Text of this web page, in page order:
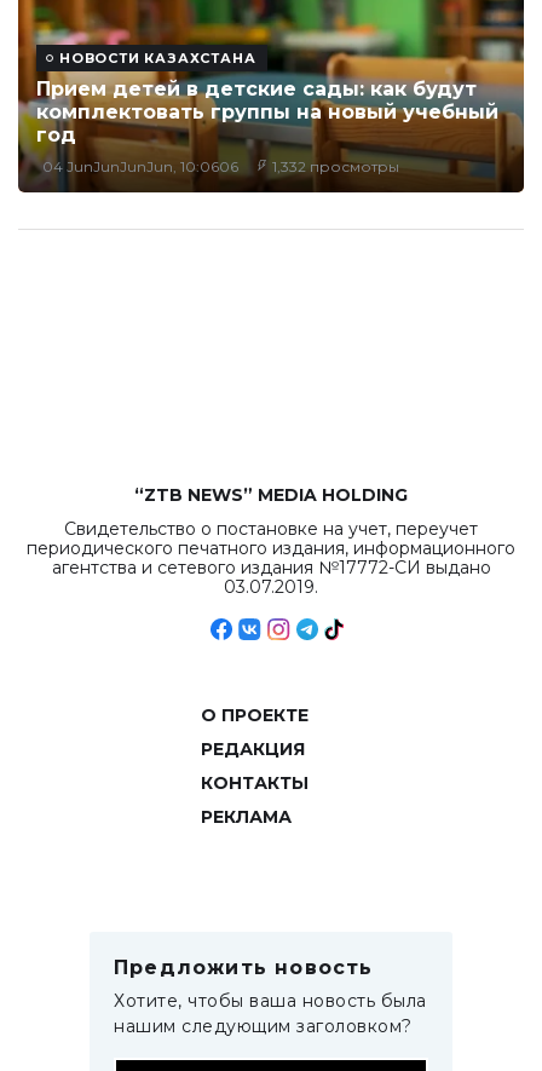
НОВОСТИ КАЗАХСТАНА
Прием детей в детские сады: как будут
комплектовать группы на новый учебный
год
04 JunJunJunJun, 10:0606 1,332 просмотры
“ZTB NEWS” MEDIA HOLDING
Свидетельство о постановке на учет, переучет
периодического печатного издания, информационного
агентства и сетевого издания №17772-СИ выдано
03.07.2019.
О ПРОЕКТЕ
РЕДАКЦИЯ
КОНТАКТЫ
РЕКЛАМА
Предложить новость
Хотите, чтобы ваша новость была
нашим следующим заголовком?